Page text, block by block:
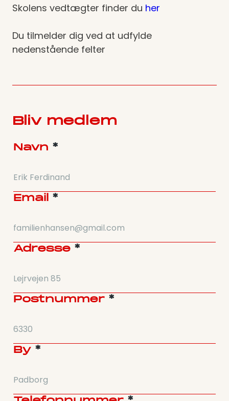
Skolens vedtægter finder du her
Du tilmelder dig ved at udfylde
nedenstående felter
Bliv medlem
Navn *
Email *
Adresse *
Postnummer *
By *